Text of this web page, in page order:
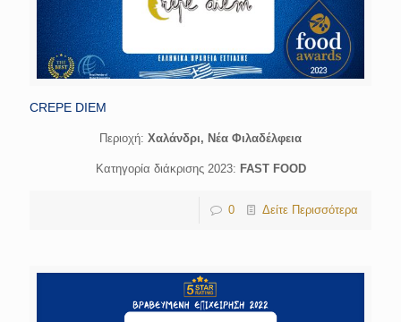
CREPE DIEM
Περιοχή: Χαλάνδρι, Νέα Φιλαδέλφεια
Κατηγορία διάκρισης 2023: FAST FOOD
0 Δείτε Περισσότερα